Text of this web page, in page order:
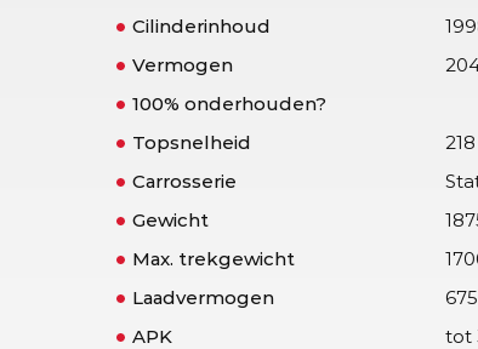
Cilinderinhoud
Vermogen
100% onderhouden?
Topsnelheid
Carrosserie
Gewicht
Max. trekgewicht
Laadvermogen
APK
tot